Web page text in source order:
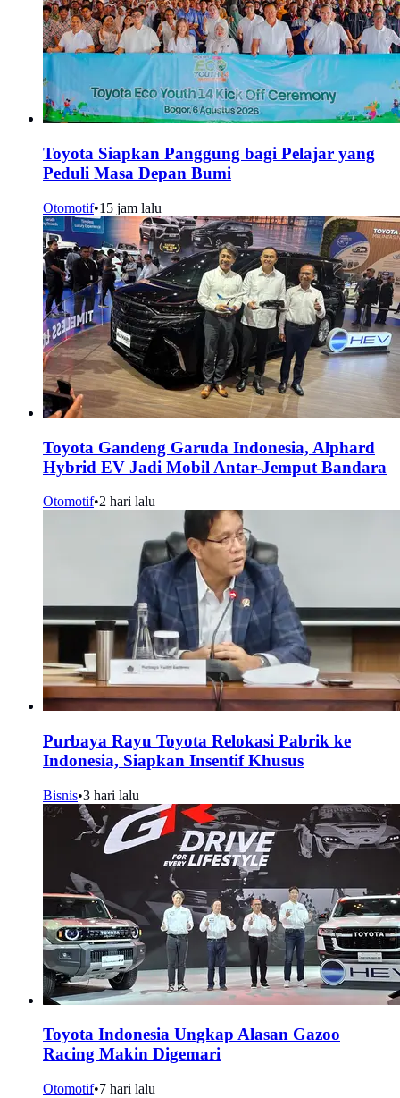
Toyota Siapkan Panggung bagi Pelajar yang
Peduli Masa Depan Bumi
Otomotif•15 jam lalu
Toyota Gandeng Garuda Indonesia, Alphard
Hybrid EV Jadi Mobil Antar-Jemput Bandara
Otomotif•2 hari lalu
Purbaya Rayu Toyota Relokasi Pabrik ke
Indonesia, Siapkan Insentif Khusus
Bisnis•3 hari lalu
Toyota Indonesia Ungkap Alasan Gazoo
Racing Makin Digemari
Otomotif•7 hari lalu